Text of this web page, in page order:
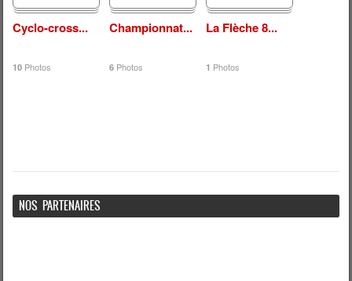
Cyclo-cross...
10Photos
Championnat...
6Photos
La Flèche 8...
1 Photos
NOS PARTENAIRES